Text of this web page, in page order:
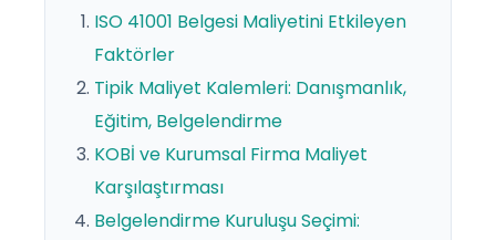
ISO 41001 Belgesi Maliyetini Etkileyen
Faktörler
Tipik Maliyet Kalemleri: Danışmanlık,
Eğitim, Belgelendirme
KOBİ ve Kurumsal Firma Maliyet
Karşılaştırması
Belgelendirme Kuruluşu Seçimi: